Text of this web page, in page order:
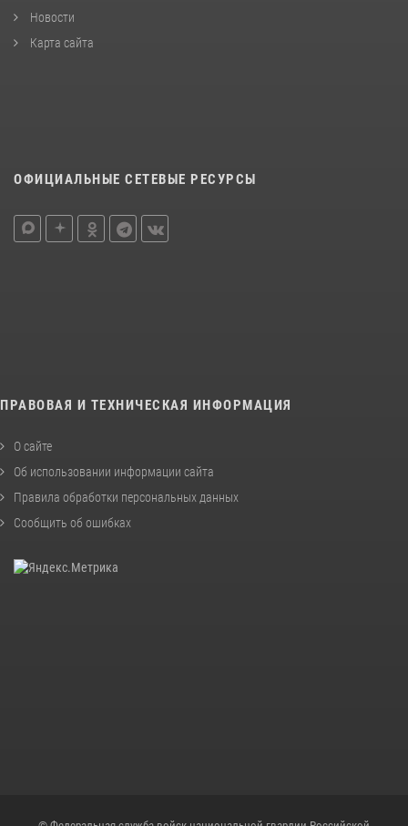
Новости
Карта сайта
ОФИЦИАЛЬНЫЕ СЕТЕВЫЕ РЕСУРСЫ
ПРАВОВАЯ И ТЕХНИЧЕСКАЯ ИНФОРМАЦИЯ
О сайте
Об использовании информации сайта
Правила обработки персональных данных
Сообщить об ошибках